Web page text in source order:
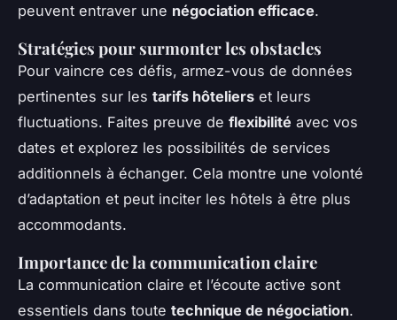
peuvent entraver une négociation efficace.
Stratégies pour surmonter les obstacles
Pour vaincre ces défis, armez-vous de données
pertinentes sur les tarifs hôteliers et leurs
fluctuations. Faites preuve de flexibilité avec vos
dates et explorez les possibilités de services
additionnels à échanger. Cela montre une volonté
d’adaptation et peut inciter les hôtels à être plus
accommodants.
Importance de la communication claire
La communication claire et l’écoute active sont
essentiels dans toute technique de négociation.